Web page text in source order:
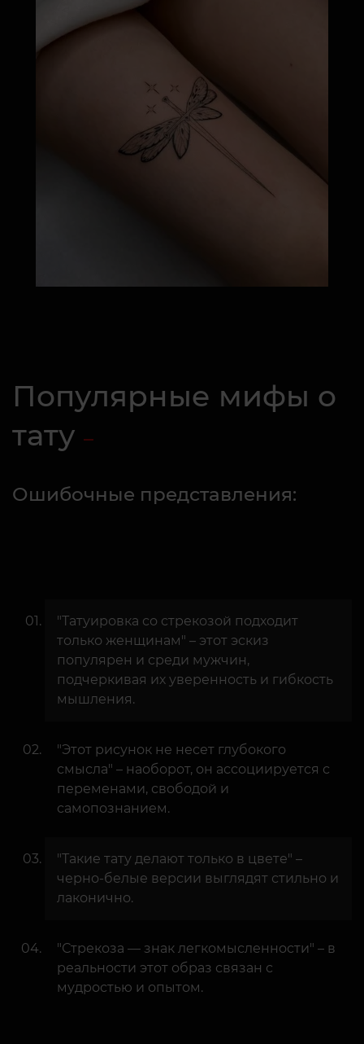
Популярные мифы о
тату
Ошибочные представления:
"Татуировка со стрекозой подходит
только женщинам" – этот эскиз
популярен и среди мужчин,
подчеркивая их уверенность и гибкость
мышления.
"Этот рисунок не несет глубокого
смысла" – наоборот, он ассоциируется с
переменами, свободой и
самопознанием.
"Такие тату делают только в цвете" –
черно-белые версии выглядят стильно и
лаконично.
"Стрекоза — знак легкомысленности" – в
реальности этот образ связан с
мудростью и опытом.